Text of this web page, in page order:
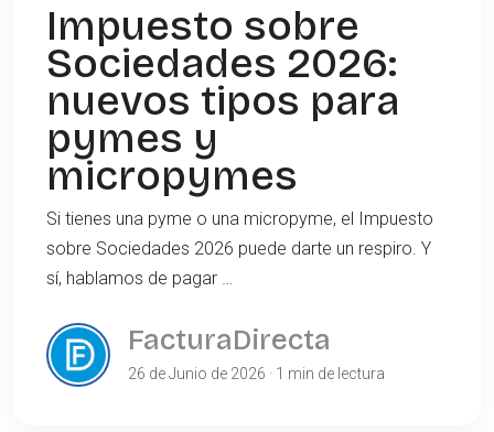
Impuesto sobre
Sociedades 2026:
nuevos tipos para
pymes y
micropymes
Si tienes una pyme o una micropyme, el Impuesto
sobre Sociedades 2026 puede darte un respiro. Y
sí, hablamos de pagar …
FacturaDirecta
26 de Junio de 2026 · 1 min de lectura